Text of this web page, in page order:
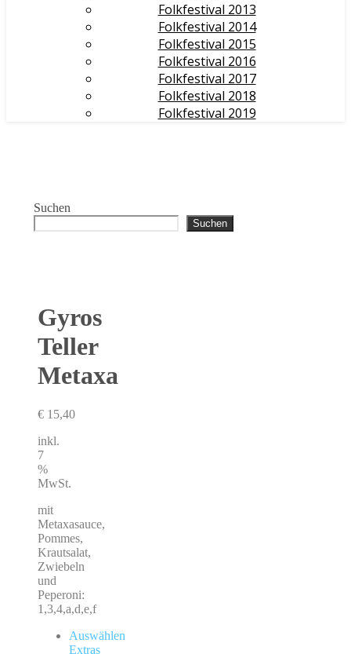
Folkfestival 2013
Folkfestival 2014
Folkfestival 2015
Folkfestival 2016
Folkfestival 2017
Folkfestival 2018
Folkfestival 2019
Suchen
Suchen
Gyros
Teller
Metaxa
€ 15,40
inkl.
7
%
MwSt.
mit
Metaxasauce,
Pommes,
Krautsalat,
Zwiebeln
und
Peperoni:
1,3,4,a,d,e,f
Auswählen
Extras